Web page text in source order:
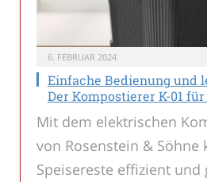
6. FEBRUAR 2024
Einfache Bedienung und
Der Kompostierer K-01
Mit dem elektrischen
von Rosenstein & Söhne
Speisereste effizient